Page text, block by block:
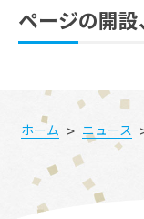
ページの開
ホーム > ニュース